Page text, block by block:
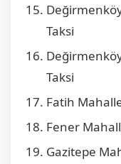
Taksi
Taksi
Fatih
Fener
Gazitepe